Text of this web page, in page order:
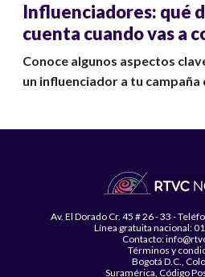
Influenciadores: qué
cuenta cuando vas a
Conoce algunos aspectos
un influenciador a tu
Av. El Dorado Cr. 45 # 26 - 33 -
Línea gratuita nacional:
Contacto:
Términos y
Bogotá D.C.,
Suramérica, Código